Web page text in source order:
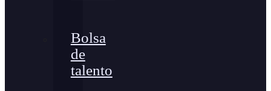
Bolsa
de
talento